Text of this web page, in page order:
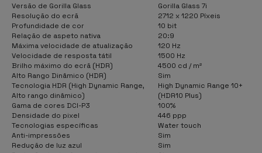
Versão de Gorilla Glass
Gorilla Glass 7i
Resolução do ecrã
2712 x 1220 Píxeis
Profundidade de cor
10 bit
Relação de aspeto nativa
20:9
Máxima velocidade de atualização
120 Hz
Velocidade de resposta tátil
1500 Hz
Brilho máximo do ecrã (HDR)
4500 cd / m²
Alto Rango Dinâmico (HDR)
Sim
Tecnologia HDR (High Dynamic Range,
Alto rango dinâmico)
High Dynamic Range 10+
(HDR10 Plus)
Gama de cores DCI-P3
100%
Densidade do pixel
446 ppp
Tecnologias específicas
Water touch
Anti-impressões
Sim
Redução de luz azul
Sim